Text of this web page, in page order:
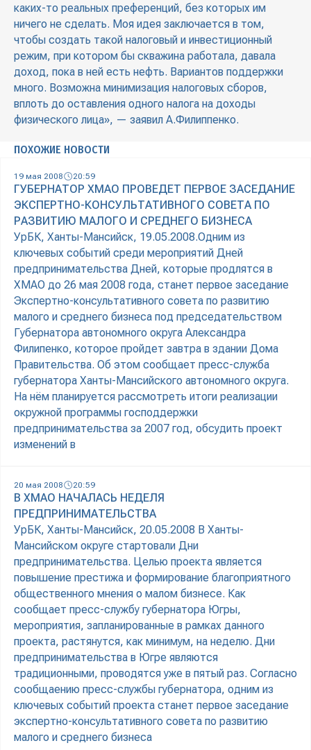
каких-то реальных преференций, без которых им
ничего не сделать. Моя идея заключается в том,
чтобы создать такой налоговый и инвестиционный
режим, при котором бы скважина работала, давала
доход, пока в ней есть нефть. Вариантов поддержки
много. Возможна минимизация налоговых сборов,
вплоть до оставления одного налога на доходы
физического лица», — заявил А.Филиппенко.
ПОХОЖИЕ НОВОСТИ
19 мая 2008 20:59
ГУБЕРНАТОР ХМАО ПРОВЕДЕТ ПЕРВОЕ ЗАСЕДАНИЕ
ЭКСПЕРТНО-КОНСУЛЬТАТИВНОГО СОВЕТА ПО
РАЗВИТИЮ МАЛОГО И СРЕДНЕГО БИЗНЕСА
УрБК, Ханты-Мансийск, 19.05.2008.Одним из
ключевых событий среди мероприятий Дней
предпринимательства Дней, которые продлятся в
ХМАО до 26 мая 2008 года, станет первое заседание
Экспертно-консультативного совета по развитию
малого и среднего бизнеса под председательством
Губернатора автономного округа Александра
Филипенко, которое пройдет завтра в здании Дома
Правительства. Об этом сообщает пресс-служба
губернатора Ханты-Мансийского автономного округа.
На нём планируется рассмотреть итоги реализации
окружной программы господдержки
предпринимательства за 2007 год, обсудить проект
изменений в
20 мая 2008 20:59
В ХМАО НАЧАЛАСЬ НЕДЕЛЯ
ПРЕДПРИНИМАТЕЛЬСТВА
УрБК, Ханты-Мансийск, 20.05.2008 В Ханты-
Мансийском округе стартовали Дни
предпринимательства. Целью проекта является
повышение престижа и формирование благоприятного
общественного мнения о малом бизнесе. Как
сообщает пресс-службу губернатора Югры,
мероприятия, запланированные в рамках данного
проекта, растянутся, как минимум, на неделю. Дни
предпринимательства в Югре являются
традиционными, проводятся уже в пятый раз. Согласно
сообщаению пресс-службы губернатора, одним из
ключевых событий проекта станет первое заседание
экспертно-консультативного совета по развитию
малого и среднего бизнеса